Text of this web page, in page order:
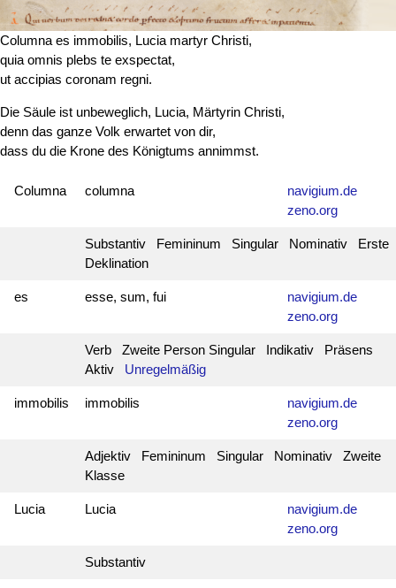
Columna es immobilis, Lucia martyr Christi,
quia omnis plebs te exspectat,
ut accipias coronam regni.
Die Säule ist unbeweglich, Lucia, Märtyrin Christi,
denn das ganze Volk erwartet von dir,
dass du die Krone des Königtums annimmst.
Columna columna
navigium.de
zeno.org
Substantiv Femininum Singular Nominativ Erste
Deklination
es esse, sum, fui
navigium.de
zeno.org
Verb Zweite Person Singular Indikativ Präsens
Aktiv Unregelmäßig
immobilis immobilis
navigium.de
zeno.org
Adjektiv Femininum Singular Nominativ Zweite
Klasse
Lucia Lucia
navigium.de
zeno.org
Substantiv